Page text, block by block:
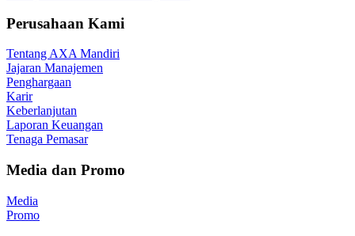
Perusahaan Kami
Tentang AXA Mandiri
Jajaran Manajemen
Penghargaan
Karir
Keberlanjutan
Laporan Keuangan
Tenaga Pemasar
Media dan Promo
Media
Promo